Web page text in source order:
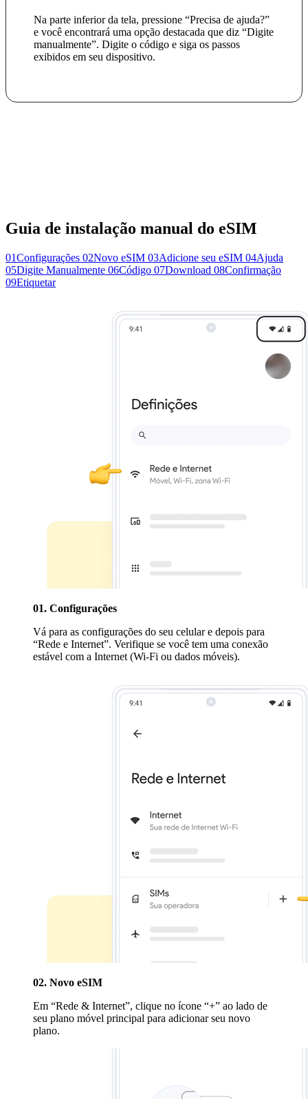
Na parte inferior da tela, pressione “Precisa de ajuda?”
e você encontrará uma opção destacada que diz “Digite
manualmente”. Digite o código e siga os passos
exibidos em seu dispositivo.
Guia de instalação manual do eSIM
01Configurações 02Novo eSIM 03Adicione seu eSIM 04Ajuda
05Digite Manualmente 06Código 07Download 08Confirmação
09Etiquetar
01. Configurações
Vá para as configurações do seu celular e depois para
“Rede e Internet”. Verifique se você tem uma conexão
estável com a Internet (Wi-Fi ou dados móveis).
02. Novo eSIM
Em “Rede & Internet”, clique no ícone “+” ao lado de
seu plano móvel principal para adicionar seu novo
plano.